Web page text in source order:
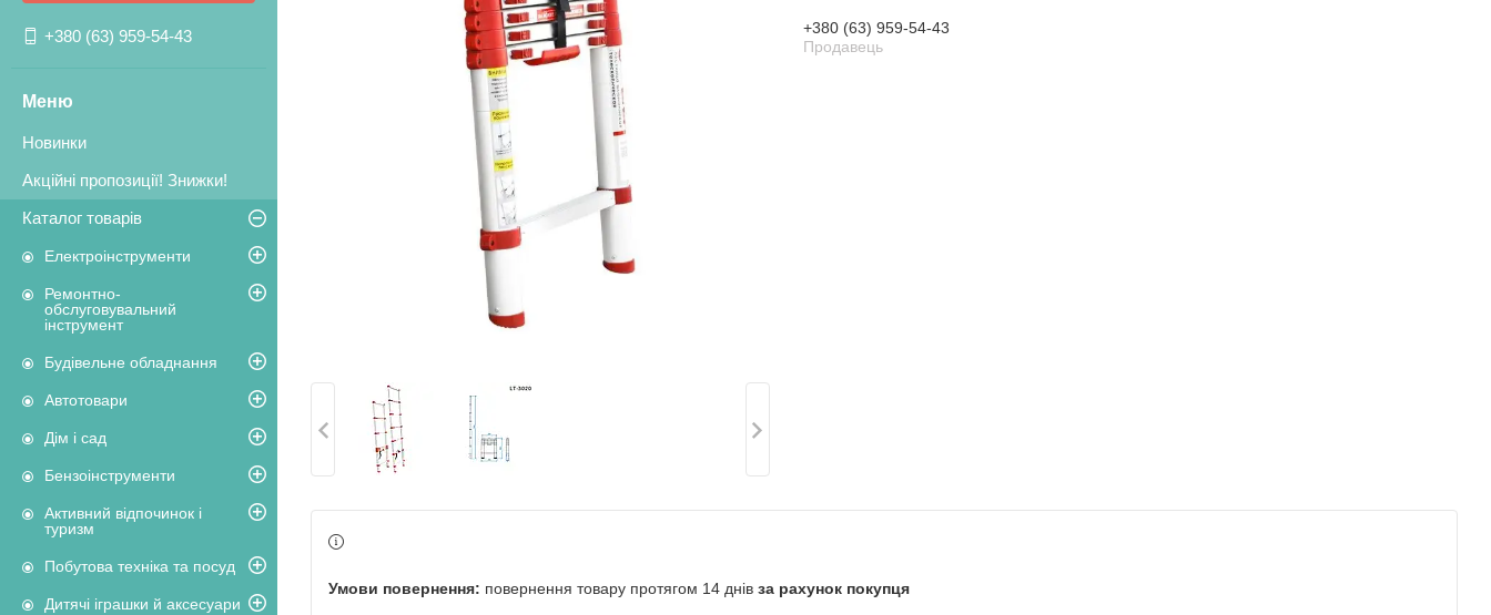
+380 (63) 959-54-43
Новинки
Акційні пропозиції! Знижки!
Каталог товарів
Електроінструменти
Ремонтно-
обслуговувальний
інструмент
Будівельне обладнання
Автотовари
Дім і сад
Бензоінструменти
Активний відпочинок і
туризм
Побутова техніка та посуд
Дитячі іграшки й аксесуари
+380 (63) 959-54-43
Продавець
повернення товару протягом 14 днів за рахунок покупця